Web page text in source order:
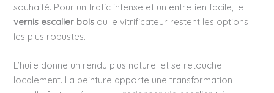
souhaité. Pour un trafic intense et un entretien facile, le
vernis escalier bois ou le vitrificateur restent les options
les plus robustes.
L’huile donne un rendu plus naturel et se retouche
localement. La peinture apporte une transformation